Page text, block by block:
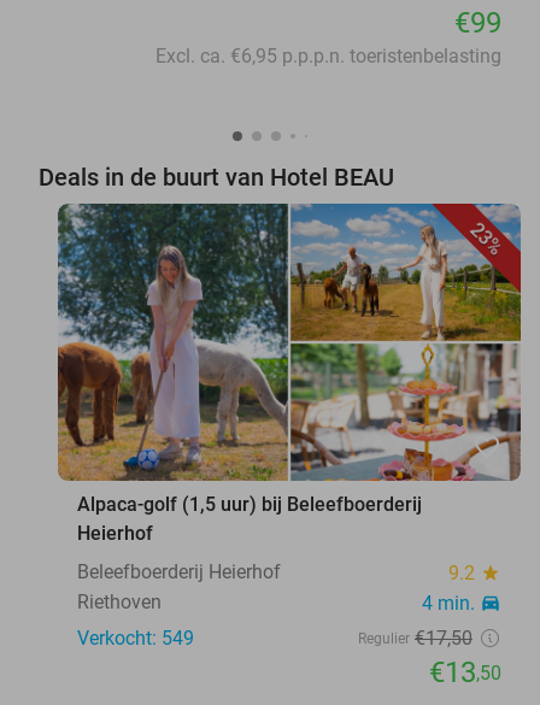
€99
Excl. ca. €6,95 p.p.p.n. toeristenbelasting
Deals in de buurt van Hotel BEAU
23%
favorite_border
Alpaca-golf (1,5 uur) bij Beleefboerderij
Heierhof
Beleefboerderij Heierhof
9.2 star
Riethoven 4 min. directions_car
Verkocht: 549 Regulier €17,50
€13,50